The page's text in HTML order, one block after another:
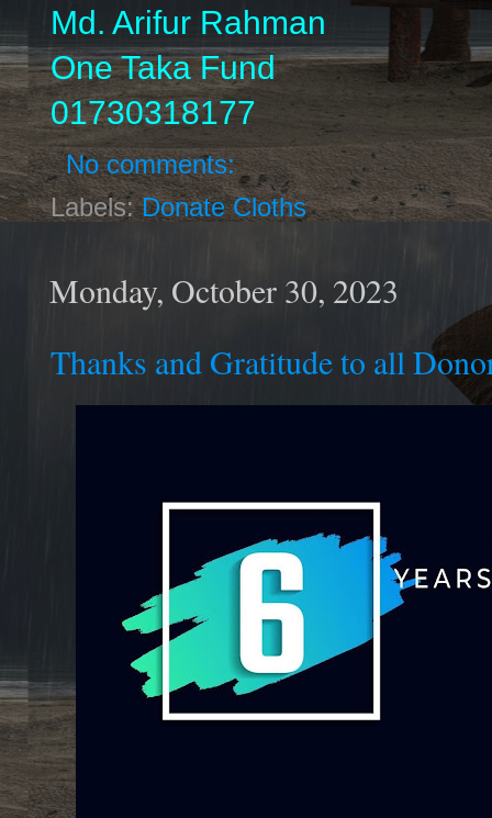
Md. Arifur Rahman
One Taka Fund
01730318177
No comments:
Labels:Donate Cloths
Monday, October 30, 2023
Thanks and Gratitude to all